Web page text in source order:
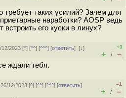
таких усилий? Зачем для
наработки? AOSP ведь
его куски в линух?
12/2023 [^] [^^] [^^^] [ответить][↓]
+3
+ / –
ждали тебя.
12/2023 [^] [^^] [^^^] [ответить]
–1
+ / –